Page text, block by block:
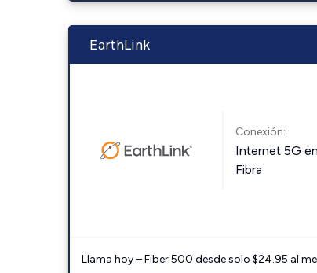
EarthLink
Conexión:
Internet 5G
Fibra
Llama hoy – Fiber 500 desde solo $24.95 al